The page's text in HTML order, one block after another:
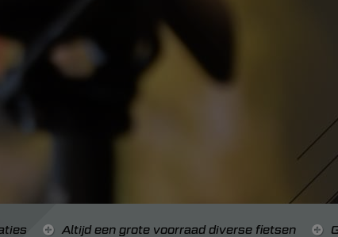
Altijd een grote voorraad diverse fietsen